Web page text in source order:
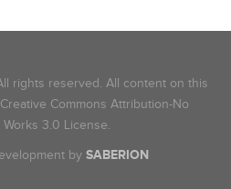
rights reserved. All content on this
Commons Attribution-No
3.0 License.
by SABERION